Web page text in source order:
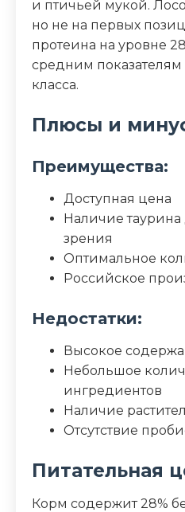
и птичьей мукой.
но не на первых
протеина на уровне
средним
класса.
Плюсы и
Преимущества:
Доступная цена
Наличие
зрения
Оптимальное
Российское
Недостатки:
Высокое
Небольшое
ингредиентов
Наличие
Отсутствие
Питательная
Корм содержит 28%